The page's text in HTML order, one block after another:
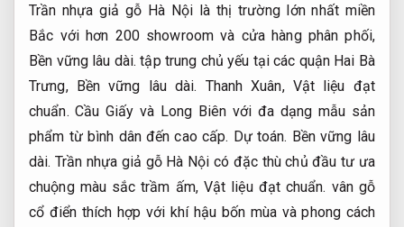
Trần nhựa giả gỗ Hà Nội là thị trường lớn nhất miền
Bắc với hơn 200 showroom và cửa hàng phân phối,
Bền vững lâu dài. tập trung chủ yếu tại các quận Hai Bà
Trưng, Bền vững lâu dài. Thanh Xuân, Vật liệu đạt
chuẩn. Cầu Giấy và Long Biên với đa dạng mẫu sản
phẩm từ bình dân đến cao cấp. Dự toán. Bền vững lâu
dài. Trần nhựa giả gỗ Hà Nội có đặc thù chủ đầu tư ưa
chuộng màu sắc trầm ấm, Vật liệu đạt chuẩn. vân gỗ
cổ điển thích hợp với khí hậu bốn mùa và phong cách